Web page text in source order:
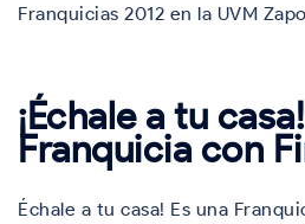
Franquicias 2012 en la UVM
¡Échale a tu
Franquicia con
Échale a tu casa! Es una